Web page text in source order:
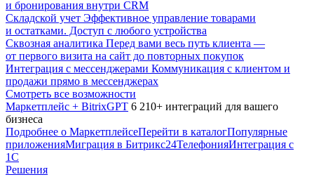
и бронирования внутри CRM
Складской учет Эффективное управление товарами
и остатками. Доступ с любого устройства
Сквозная аналитика Перед вами весь путь клиента —
от первого визита на сайт до повторных покупок
Интеграция с мессенджерами Коммуникация с клиентом и
продажи прямо в мессенджерах
Смотреть все возможности
Маркетплейс + BitrixGPT 6 210+ интеграций для вашего
бизнеса
Подробнее о МаркетплейсеПерейти в каталогПопулярные
приложенияМиграция в Битрикс24ТелефонияИнтеграция с
1С
Решения